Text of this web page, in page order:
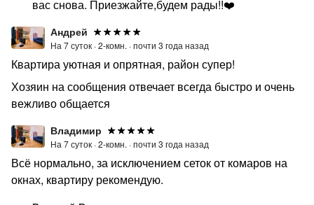
вас снова. Приезжайте,будем рады!!❤️
Андрей
На 7 суток ·2-комн. ·почти 3 года назад
Квартира уютная и опрятная, район супер!
Хозяин на сообщения отвечает всегда быстро и очень
вежливо общается
Владимир
На 7 суток ·2-комн. ·почти 3 года назад
Всё нормально, за исключением сеток от комаров на
окнах, квартиру рекомендую.